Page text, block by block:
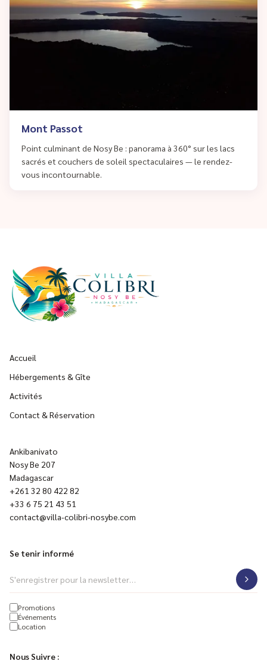
Mont Passot
Point culminant de Nosy Be : panorama à 360° sur les lacs
sacrés et couchers de soleil spectaculaires — le rendez-
vous incontournable.
Accueil
Hébergements & Gîte
Activités
Contact & Réservation
Ankibanivato
Nosy Be 207
Madagascar
+261 32 80 422 82
+33 6 75 21 43 51
contact@villa-colibri-nosybe.com
Se tenir informé
S'enregistrer pour la newsletter…
Centres d'intérêt
Promotions
Événements
Location
Nous Suivre :